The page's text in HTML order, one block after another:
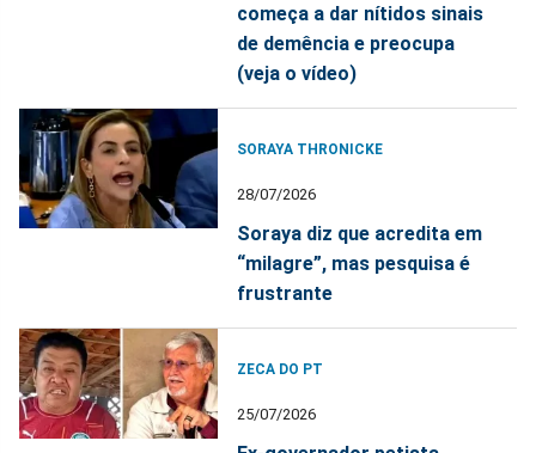
começa a dar nítidos sinais
de demência e preocupa
(veja o vídeo)
SORAYA THRONICKE
28/07/2026
Soraya diz que acredita em
“milagre”, mas pesquisa é
frustrante
ZECA DO PT
25/07/2026